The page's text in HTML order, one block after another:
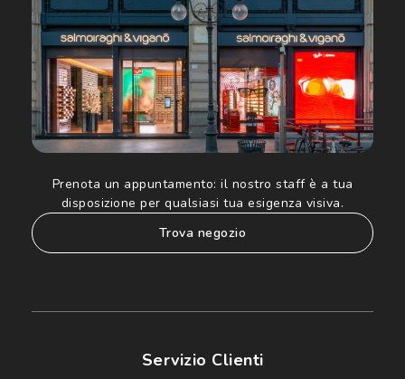
Prenota un appuntamento: il nostro staff è a tua
disposizione per qualsiasi tua esigenza visiva.
trova negozio
Servizio Clienti